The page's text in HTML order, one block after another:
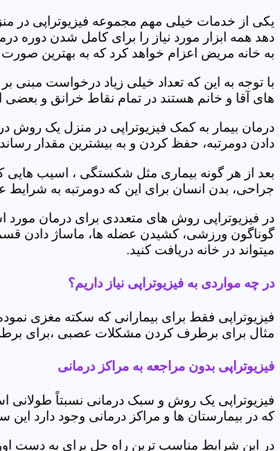
یکی از خدمات خیلی مهم مجموعه فیزیوتراپی در
دهد همه ابزار مورد نیاز را برای کامل شدن دوره
به خانه مریض اعزام خواهد کرد که به بهترین
با توجه به این که تعداد خیلی زیاد درخواست
های آقا و خانم هستند در تمام نقاط خرانق و
درمان بیمار به کمک فیزیوتراپی در منزل یک روش
دادن دومرتبه، حفظ کردن و به بیشترین مقدار
بعد از هر گونه بیماری مثل شکستگی ، اسیب
جراحی، بدن انسان برای این که دومرتبه به شرایط
در فیزیوتراپی روش های متعددی برای درمان مورد
گوناگون ورزشی، کشیدن عضله ها، ماساژ دادن
میتواند در خانه دریافت کنید.
در چه مواردی به فیزیوتراپی نیاز داریم؟
فیزیوتراپی فقط برای بیمارانی که سکته مغزی
مثال برای برطرف کردن مشکلات عصبی ،برای
فیزیوتراپی بدون مراجعه به مراکز درمانی
فیزیوتراپی یک روش و سبک درمانی نسبتاً
که در بیمارستان ها و مراکز درمانی وجود دارد
در این شرایط مناسب ترین راه حل برای به دست